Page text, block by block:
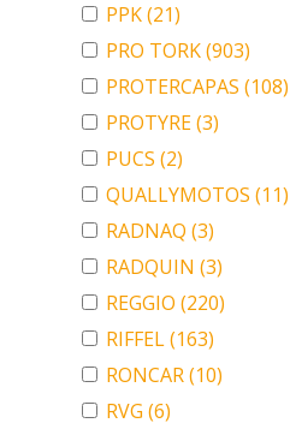
PPK(21)
PRO TORK(903)
PROTERCAPAS (108)
PROTYRE(3)
PUCS (2)
QUALLYMOTOS (11)
RADNAQ (3)
RADQUIN (3)
REGGIO (220)
RIFFEL(163)
RONCAR(10)
RVG (6)